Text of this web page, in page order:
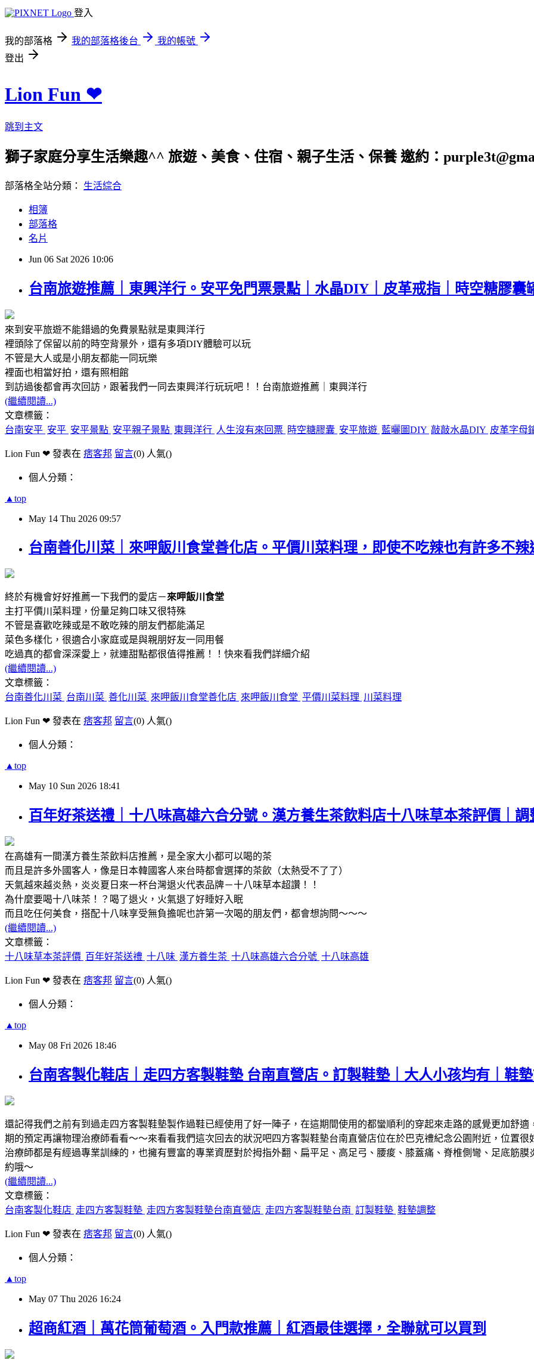
登入
我的部落格 我的部落格後台
我的帳號
登出
Lion Fun ❤
跳到主文
獅子家庭分享生活樂趣^^ 旅遊、美食、住宿、親子生活、保養 邀約：
部落格全站分類： 生活綜合
相簿
部落格
名片
Jun 06 Sat 2026 10:06
台南旅遊推薦｜東興洋行。安平免門票景點｜水晶DIY｜皮革戒指｜時空糖膠囊
來到安平旅遊不能錯過的免費景點就是東興洋行
裡頭除了保留以前的時空背景外，還有多項DIY體驗可以玩
不管是大人或是小朋友都能一同玩樂
裡面也相當好拍，還有照相館
到訪過後都會再次回訪，跟著我們一同去東興洋行玩玩吧！！台南旅遊推薦｜東興洋行
(繼續閱讀...)
文章標籤：
台南安平 安平 安平景點 安平親子景點 東興洋行 人生沒有來回票 時空糖膠囊 安平旅遊 藍曬圖DIY 敲敲水晶DIY 皮革字母
Lion Fun ❤ 發表在 痞客邦 留言(0) 人氣()
個人分類：
▲top
May 14 Thu 2026 09:57
台南善化川菜｜來呷飯川食堂善化店。平價川菜料理，即使不吃辣也有許多不辣
終於有機會好好推薦一下我們的愛店－來呷飯川食堂
主打平價川菜料理，份量足夠口味又很特殊
不管是喜歡吃辣或是不敢吃辣的朋友們都能滿足
菜色多樣化，很適合小家庭或是與親朋好友一同用餐
吃過真的都會深深愛上，就連甜點都很值得推薦！！快來看我們詳細介紹
(繼續閱讀...)
文章標籤：
台南善化川菜 台南川菜 善化川菜 來呷飯川食堂善化店 來呷飯川食堂 平價川菜料理 川菜料理
Lion Fun ❤ 發表在 痞客邦 留言(0) 人氣()
個人分類：
▲top
May 10 Sun 2026 18:41
百年好茶送禮｜十八味高雄六合分號。漢方養生茶飲料店十八味草本茶評價｜
在高雄有一間漢方養生茶飲料店推薦，是全家大小都可以喝的茶
而且是許多外國客人，像是日本韓國客人來台時都會選擇的茶飲（太熱受不了了）
天氣越來越炎熱，炎炎夏日來一杯台灣退火代表品牌－十八味草本超讚！！
為什麼要喝十八味茶！？喝了退火，火氣退了好睡好入眠
而且吃任何美食，搭配十八味享受無負擔呢也許第一次喝的朋友們，都會想詢問～～～
(繼續閱讀...)
文章標籤：
十八味草本茶評價 百年好茶送禮 十八味 漢方養生茶 十八味高雄六合分號 十八味高雄
Lion Fun ❤ 發表在 痞客邦 留言(0) 人氣()
個人分類：
▲top
May 08 Fri 2026 18:46
台南客製化鞋店｜走四方客製鞋墊 台南直營店。訂製鞋墊｜大人小孩均有｜鞋
還記得我們之前有到過走四方客製鞋墊製作過鞋已經使用了好一陣子，在這期間使用的都蠻順利的穿起來走路的感覺更加舒
期的預定再讓物理治療師看看～～來看看我們這次回去的狀況吧四方客製鞋墊台南直營店位在於巴克禮紀念公園附近，位置
治療師都是有經過專業訓練的，也擁有豐富的專業資歷對於拇指外翻、扁平足、高足弓、腰痠、膝蓋痛、脊椎側彎、足底筋
約哦～
(繼續閱讀...)
文章標籤：
台南客製化鞋店 走四方客製鞋墊 走四方客製鞋墊台南直營店 走四方客製鞋墊台南 訂製鞋墊 鞋墊調整
Lion Fun ❤ 發表在 痞客邦 留言(0) 人氣()
個人分類：
▲top
May 07 Thu 2026 16:24
超商紅酒｜萬花筒葡萄酒。入門款推薦｜紅酒最佳選擇，全聯就可以買到